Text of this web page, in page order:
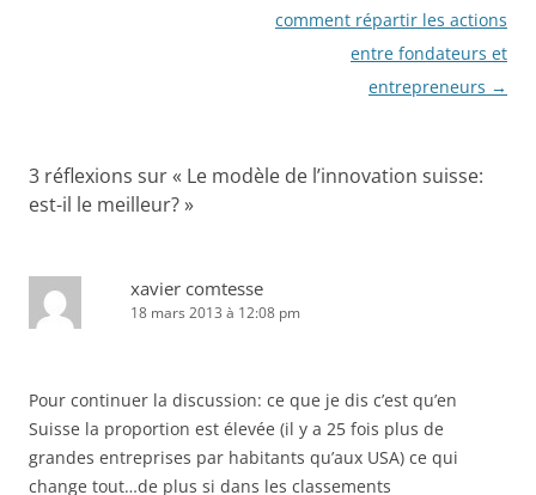
comment répartir les actions
entre fondateurs et
entrepreneurs →
3 réflexions sur « Le modèle de l’innovation suisse:
est-il le meilleur?»
xavier comtesse
18 mars 2013 à 12:08 pm
Pour continuer la discussion: ce que je dis c’est qu’en
Suisse la proportion est élevée (il y a 25 fois plus de
grandes entreprises par habitants qu’aux USA) ce qui
change tout…de plus si dans les classements